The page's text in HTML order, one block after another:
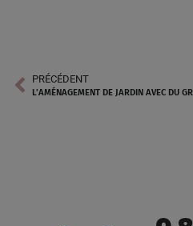
PRÉCÉDENT
L’AMÉNAGEMENT DE JARDIN AVEC DU